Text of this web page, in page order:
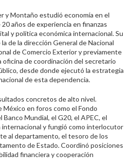
y Montaño estudió economía en el
años de experiencia en finanzas
y política económica internacional. Su
de la dirección General de Nacional
de Comercio Exterior y previamente
oficina de coordinación del secretario
desde donde ejecutó la estrategia
de esta dependencia.
concretos de alto nivel.
en foros como el Fondo
Mundial, el G20, el APEC, el
internacional y fungió como interlocutor
al departamento, el tesoro de los
de Estado. Coordinó posiciones
financiera y cooperación